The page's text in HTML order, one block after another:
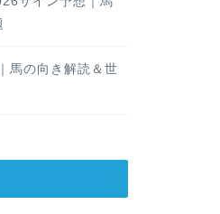
馬の向き解読＆世